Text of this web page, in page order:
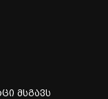
მსგავს